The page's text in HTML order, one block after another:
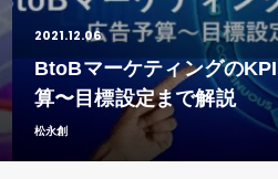
2021.12.06
BtoBマーケティングの
算〜目標設定まで解説
松永創